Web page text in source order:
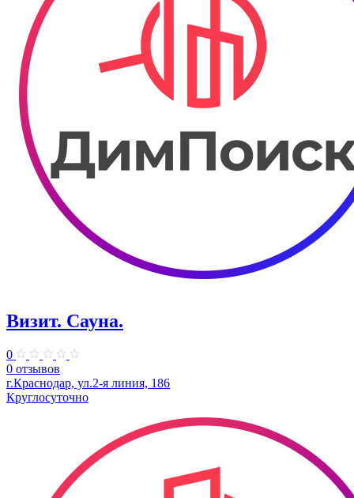
Визит. Сауна.
0
0 отзывов
г.Краснодар, ул.2-я линия, 186
Круглосуточно